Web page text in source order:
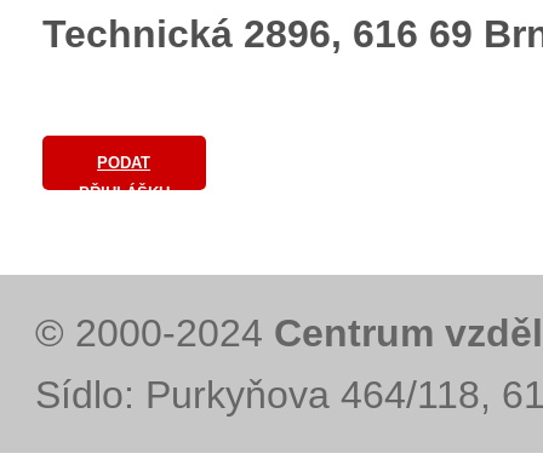
Technická 2896, 616 69
PODAT
PŘIHLÁŠKU
© 2000-2024 Centrum
Sídlo: Purkyňova 464/118,